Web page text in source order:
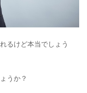
るけど本当でしょう
うか？